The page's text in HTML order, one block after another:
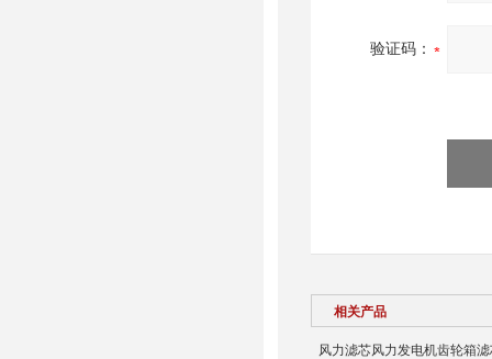
验证码：
相关产品
风力滤芯风力发电机齿轮箱